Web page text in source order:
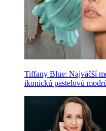
Tiffany Blue: Najväčší
ikonickú pastelovú